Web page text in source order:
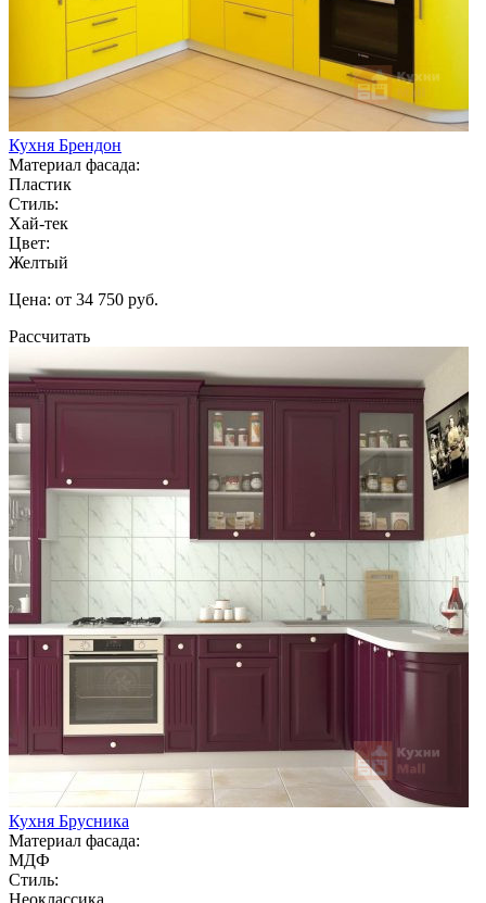
Кухня Брендон
Материал фасада:
Пластик
Стиль:
Хай-тек
Цвет:
Желтый
Цена: от 34 750 руб.
Рассчитать
Кухня Брусника
Материал фасада:
МДФ
Стиль:
Неоклассика